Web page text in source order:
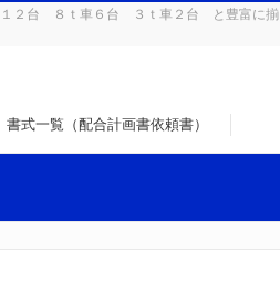
１２台 ８ｔ車６台 ３ｔ車２台 と豊富に揃
書式一覧（配合計画書依頼書）